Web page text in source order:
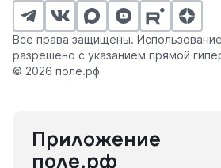
Все права защищены.
разрешено с указанием прямой
© 2026 поле.рф
Приложение
поле.рф